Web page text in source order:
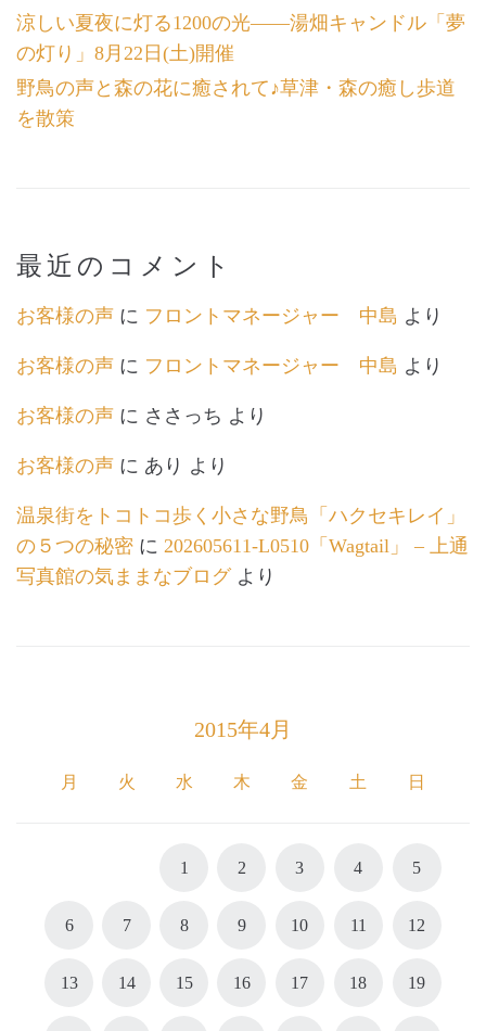
涼しい夏夜に灯る1200の光――湯畑キャンドル「夢
の灯り」8月22日(土)開催
野鳥の声と森の花に癒されて♪草津・森の癒し歩道
を散策
最近のコメント
お客様の声 に フロントマネージャー 中島 より
お客様の声 に フロントマネージャー 中島 より
お客様の声 に ささっち より
お客様の声 に あり より
温泉街をトコトコ歩く小さな野鳥「ハクセキレイ」
の５つの秘密 に 202605611-L0510「Wagtail」 – 上通
写真館の気ままなブログより
2015年4月
月 火 水 木 金 土 日
1 2 3 4 5
6 7 8 9 10 11 12
13 14 15 16 17 18 19